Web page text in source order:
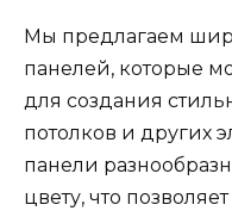
Мы предлагаем
панелей, которые
для создания
потолков и других
панели
цвету, что